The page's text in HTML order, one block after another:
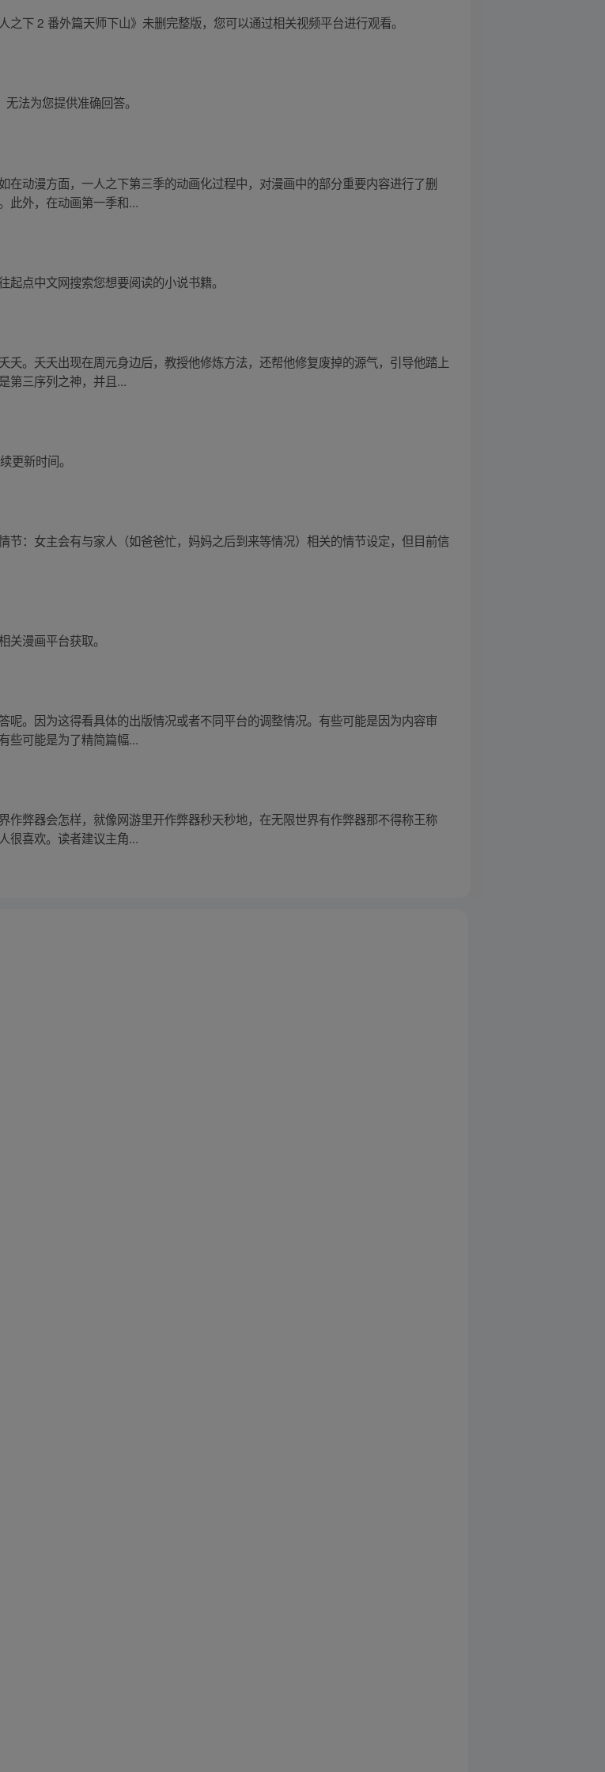
下 2 番外篇天师下山》未删完整版，您可以通过相关视频平台进行观看。
法为您提供准确回答。
动漫方面，一人之下第三季的动画化过程中，对漫画中的部分重要内容进行了删
此外，在动画第一季和...
点中文网搜索您想要阅读的小说书籍。
。夭夭出现在周元身边后，教授他修炼方法，还帮他修复废掉的源气，引导他踏上
第三序列之神，并且...
更新时间。
节：女主会有与家人（如爸爸忙，妈妈之后到来等情况）相关的情节设定，但目前信
漫画平台获取。
呢。因为这得看具体的出版情况或者不同平台的调整情况。有些可能是因为内容审
些可能是为了精简篇幅...
作弊器会怎样，就像网游里开作弊器秒天秒地，在无限世界有作弊器那不得称王称
很喜欢。读者建议主角...